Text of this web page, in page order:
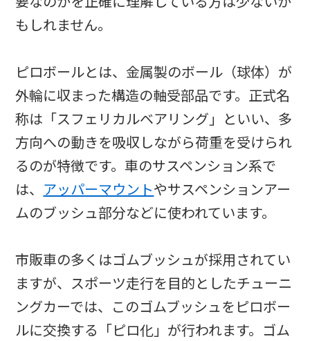
もしれません。
ピロボールとは、金属製のボール（球体）が
外輪に収まった構造の軸受部品です。正式名
称は「スフェリカルベアリング」といい、多
方向への動きを吸収しながら荷重を受けられ
るのが特徴です。車のサスペンション系で
は、 アッパーマウントやサスペンションアー
ムのブッシュ部分などに使われています。
市販車の多くはゴムブッシュが採用されてい
ますが、スポーツ走行を目的としたチューニ
ングカーでは、このゴムブッシュをピロボー
ルに交換する「ピロ化」が行われます。ゴム